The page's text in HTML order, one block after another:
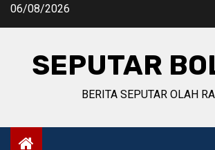
Skip06/08/2026
SEPUTAR
BERITA SEPUTAR OLAH